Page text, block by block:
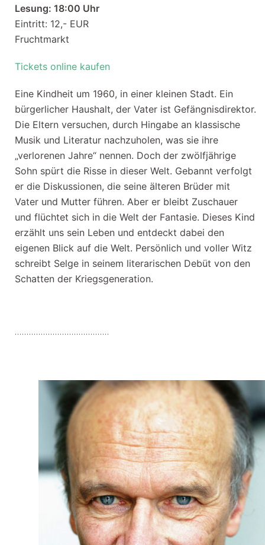
Lesung: 18:00 Uhr
Eintritt: 12,- EUR
Fruchtmarkt
Tickets online kaufen
Eine Kindheit um 1960, in einer kleinen Stadt. Ein
bürgerlicher Haushalt, der Vater ist Gefängnisdirektor.
Die Eltern versuchen, durch Hingabe an klassische
Musik und Literatur nachzuholen, was sie ihre
„verlorenen Jahre“ nennen. Doch der zwölfjährige
Sohn spürt die Risse in dieser Welt. Gebannt verfolgt
er die Diskussionen, die seine älteren Brüder mit
Vater und Mutter führen. Aber er bleibt Zuschauer
und flüchtet sich in die Welt der Fantasie. Dieses Kind
erzählt uns sein Leben und entdeckt dabei den
eigenen Blick auf die Welt. Persönlich und voller Witz
schreibt Selge in seinem literarischen Debüt von den
Schatten der Kriegsgeneration.